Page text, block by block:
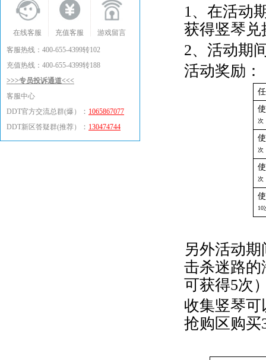
在线客服 充值客服 游戏留言
客服热线：400-655-4399转102
充值热线：400-655-4399转188
>>>专员投诉通道<<<
客服中心
DDT官方交流总群(爆）
： 1065867077
DDT新区答疑群(推荐）
： 130474744
1、在活动
获得竖琴兑
2、活动期
活动奖励：
次
次
次
10
另外活动
击杀迷路
可获得5次
收集竖琴
抢购区购买